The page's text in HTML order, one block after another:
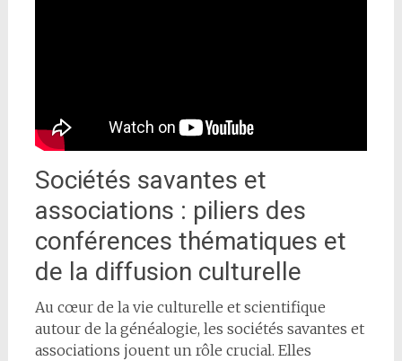
Sociétés savantes et
associations : piliers des
conférences thématiques et
de la diffusion culturelle
Au cœur de la vie culturelle et scientifique
autour de la généalogie, les sociétés savantes et
associations jouent un rôle crucial. Elles